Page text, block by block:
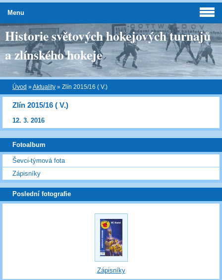
Historie světových hokejových turnajů
a zlínského hokeje
Úvod »Aktuality » Zlín 2015/16 ( V.)
Zlín 2015/16 ( V.)
12. 3. 2016
Menu
Fotoalbum
Ševci-týmová fota
Zápisníky
Poslední fotografie
Zápisníky